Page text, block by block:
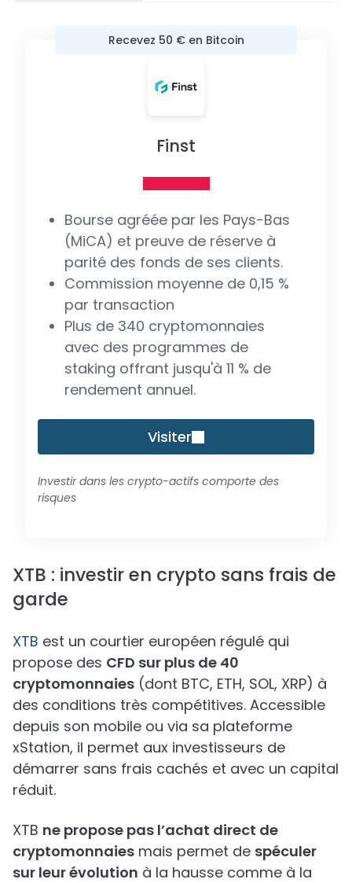
Recevez 50 € en Bitcoin
Finst
Bourse agréée par les Pays-Bas
(MiCA) et preuve de réserve à
parité des fonds de ses clients.
Commission moyenne de 0,15 %
par transaction
Plus de 340 cryptomonnaies
avec des programmes de
staking offrant jusqu'à 11 % de
rendement annuel.
Visiter
Investir dans les crypto-actifs comporte des
risques
XTB : investir en crypto sans frais de
garde
XTB est un courtier européen régulé qui
propose des CFD sur plus de 40
cryptomonnaies (dont BTC, ETH, SOL, XRP) à
des conditions très compétitives. Accessible
depuis son mobile ou via sa plateforme
xStation, il permet aux investisseurs de
démarrer sans frais cachés et avec un capital
réduit.
XTB ne propose pas l’achat direct de
cryptomonnaies mais permet de spéculer
sur leur évolution à la hausse comme à la